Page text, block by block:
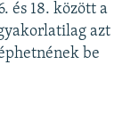
és 18. között a
azt
be